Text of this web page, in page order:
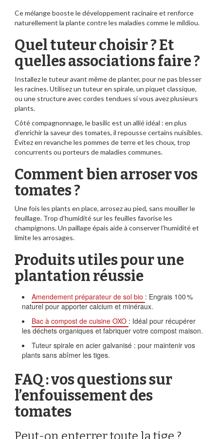
Ce mélange booste le développement racinaire et renforce
naturellement la plante contre les maladies comme le mildiou.
Quel tuteur choisir ? Et
quelles associations faire ?
Installez le tuteur avant même de planter, pour ne pas blesser
les racines. Utilisez un tuteur en spirale, un piquet classique,
ou une structure avec cordes tendues si vous avez plusieurs
plants.
Côté compagnonnage, le basilic est un allié idéal : en plus
d’enrichir la saveur des tomates, il repousse certains nuisibles.
Évitez en revanche les pommes de terre et les choux, trop
concurrents ou porteurs de maladies communes.
Comment bien arroser vos
tomates ?
Une fois les plants en place, arrosez au pied, sans mouiller le
feuillage. Trop d’humidité sur les feuilles favorise les
champignons. Un paillage épais aide à conserver l’humidité et
limite les arrosages.
Produits utiles pour une
plantation réussie
Amendement préparateur de sol bio : Engrais 100 %
naturel pour apporter calcium et minéraux.
Bac à compost de cuisine OXO : Idéal pour récupérer
les déchets organiques et fabriquer votre compost maison.
Tuteur spirale en acier galvanisé : pour maintenir vos
plants sans abîmer les tiges.
FAQ : vos questions sur
l’enfouissement des
tomates
Peut-on enterrer toute la tige ?